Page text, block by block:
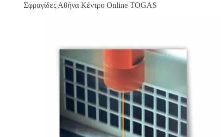
Σφραγίδες Αθήνα Κέντρο Online TOGAS